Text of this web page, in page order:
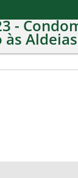
-
às